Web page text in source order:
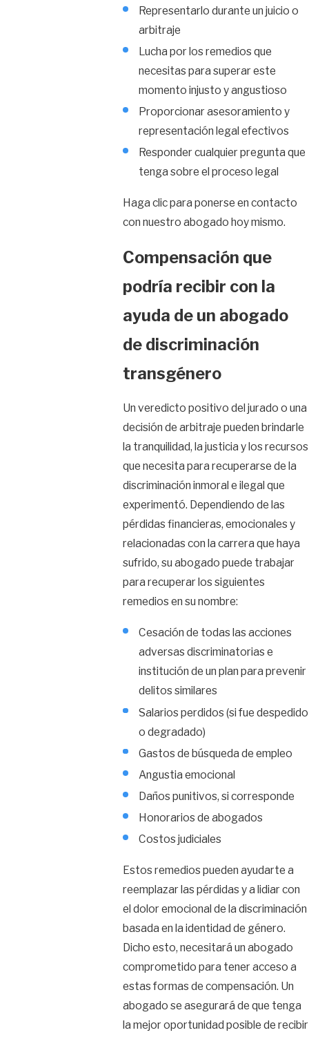
Representarlo durante un juicio o
arbitraje
Lucha por los remedios que
necesitas para superar este
momento injusto y angustioso
Proporcionar asesoramiento y
representación legal efectivos
Responder cualquier pregunta que
tenga sobre el proceso legal
Haga clic para ponerse en contacto
con nuestro abogado hoy mismo.
Compensación que
podría recibir con la
ayuda de un abogado
de discriminación
transgénero
Un veredicto positivo del jurado o una
decisión de arbitraje pueden brindarle
la tranquilidad, la justicia y los recursos
que necesita para recuperarse de la
discriminación inmoral e ilegal que
experimentó. Dependiendo de las
pérdidas financieras, emocionales y
relacionadas con la carrera que haya
sufrido, su abogado puede trabajar
para recuperar los siguientes
remedios en su nombre:
Cesación de todas las acciones
adversas discriminatorias e
institución de un plan para prevenir
delitos similares
Salarios perdidos (si fue despedido
o degradado)
Gastos de búsqueda de empleo
Angustia emocional
Daños punitivos, si corresponde
Honorarios de abogados
Costos judiciales
Estos remedios pueden ayudarte a
reemplazar las pérdidas y a lidiar con
el dolor emocional de la discriminación
basada en la identidad de género.
Dicho esto, necesitará un abogado
comprometido para tener acceso a
estas formas de compensación. Un
abogado se asegurará de que tenga
la mejor oportunidad posible de recibir